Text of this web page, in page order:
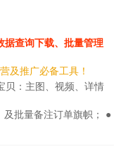
据查询下载、批量管理
及推广必备工具！
贝：主图、视频、详情
及批量备注订单旗帜； ●